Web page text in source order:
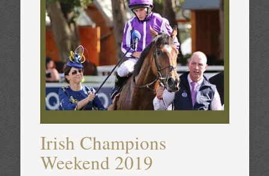
Irish Champions
Weekend 2019